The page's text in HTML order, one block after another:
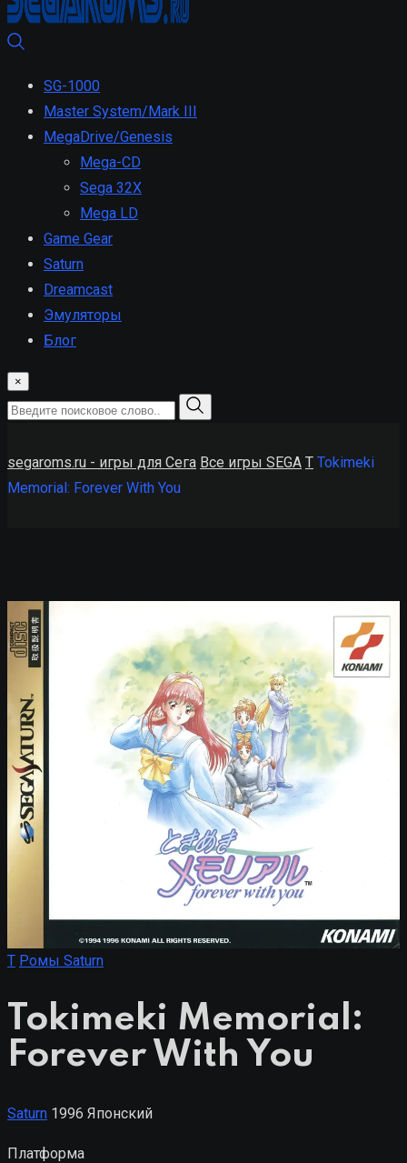
SG-1000
Master System/Mark III
MegaDrive/Genesis
Mega-CD
Sega 32X
Mega LD
Game Gear
Saturn
Dreamcast
Эмуляторы
Блог
×
segaroms.ru - игры для Сега Все игры SEGA T Tokimeki
Memorial: Forever With You
T Ромы Saturn
Tokimeki Memorial:
Forever With You
Saturn 1996 Японский
Платформа